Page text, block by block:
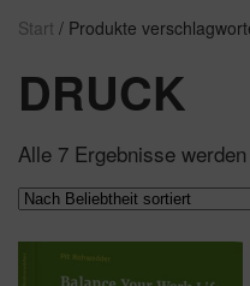
Start / Produkte
DRUCK
Alle 7 Ergebnisse